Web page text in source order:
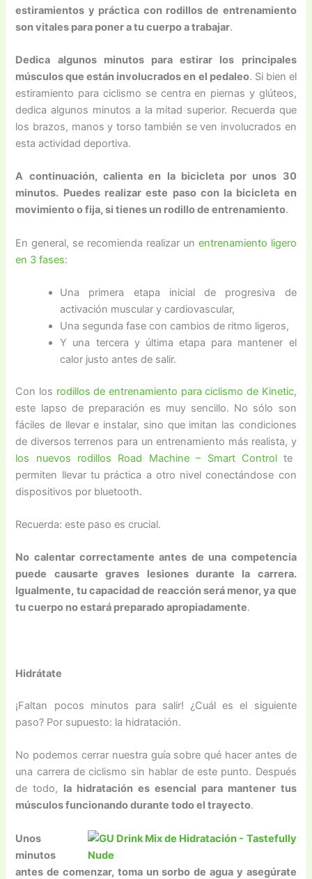
estiramientos y práctica con rodillos de entrenamiento
son vitales para poner a tu cuerpo a trabajar.
Dedica algunos minutos para estirar los principales
músculos que están involucrados en el pedaleo. Si bien el
estiramiento para ciclismo se centra en piernas y glúteos,
dedica algunos minutos a la mitad superior. Recuerda que
los brazos, manos y torso también se ven involucrados en
esta actividad deportiva.
A continuación, calienta en la bicicleta por unos 30
minutos. Puedes realizar este paso con la bicicleta en
movimiento o fija, si tienes un rodillo de entrenamiento.
En general, se recomienda realizar un entrenamiento ligero
en 3 fases:
Una primera etapa inicial de progresiva de
activación muscular y cardiovascular,
Una segunda fase con cambios de ritmo ligeros,
Y una tercera y última etapa para mantener el
calor justo antes de salir.
Con los rodillos de entrenamiento para ciclismo de Kinetic,
este lapso de preparación es muy sencillo. No sólo son
fáciles de llevar e instalar, sino que imitan las condiciones
de diversos terrenos para un entrenamiento más realista, y
los nuevos rodillos Road Machine – Smart Controlte
permiten llevar tu práctica a otro nivel conectándose con
dispositivos por bluetooth.
Recuerda: este paso es crucial.
No calentar correctamente antes de una competencia
puede causarte graves lesiones durante la carrera.
Igualmente, tu capacidad de reacción será menor, ya que
tu cuerpo no estará preparado apropiadamente.
Hidrátate
¡Faltan pocos minutos para salir! ¿Cuál es el siguiente
paso? Por supuesto: la hidratación.
No podemos cerrar nuestra guía sobre qué hacer antes de
una carrera de ciclismo sin hablar de este punto. Después
de todo, la hidratación es esencial para mantener tus
músculos funcionando durante todo el trayecto.
Unos
minutos
antes de comenzar, toma un sorbo de agua y asegúrate